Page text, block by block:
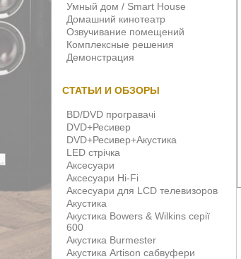
Умный дом / Smart House
Домашний кинотеатр
Озвучивание помещений
Комплексные решения
Демонстрация
СТАТЬИ И ОБЗОРЫ
BD/DVD програвачі
DVD+Ресивер
DVD+Ресивер+Акустика
LED стрічка
Аксесуари
Аксесуари Hi-Fi
Аксесуари для LCD телевизоров
Акустика
Акустика Bowers & Wilkins серії
600
Акустика Burmester
Акустика Artison сабвуфери